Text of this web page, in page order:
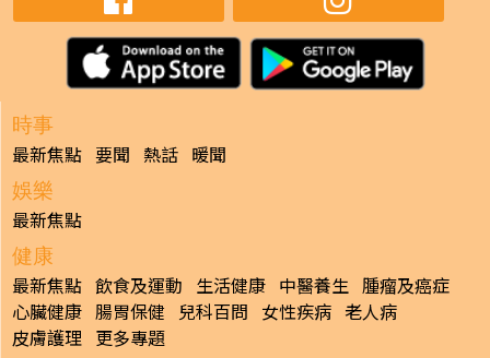
時事
最新焦點 要聞 熱話 暖聞
娛樂
最新焦點
健康
最新焦點 飲食及運動 生活健康 中醫養生 腫瘤及癌症
心臟健康 腸胃保健 兒科百問 女性疾病 老人病
皮膚護理 更多專題